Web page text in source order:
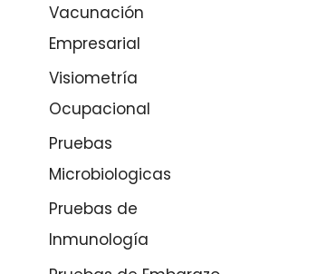
Vacunación
Empresarial
Visiometría
Ocupacional
Pruebas
Microbiologicas
Pruebas de
Inmunología